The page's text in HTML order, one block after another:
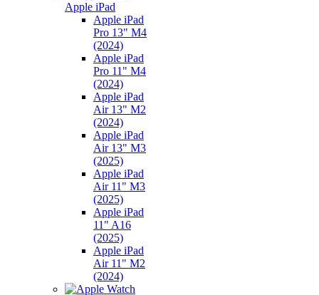
Apple iPad
Apple iPad
Pro 13" M4
(2024)
Apple iPad
Pro 11" M4
(2024)
Apple iPad
Air 13" M2
(2024)
Apple iPad
Air 13" M3
(2025)
Apple iPad
Air 11" M3
(2025)
Apple iPad
11" A16
(2025)
Apple iPad
Air 11" M2
(2024)